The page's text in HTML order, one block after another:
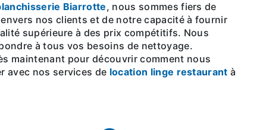
Biarrotte, nous sommes fiers de
nos clients et de notre capacité à fournir
supérieure à des prix compétitifs. Nous
à tous vos besoins de nettoyage.
maintenant pour découvrir comment nous
avec nos services de location linge restaurant à